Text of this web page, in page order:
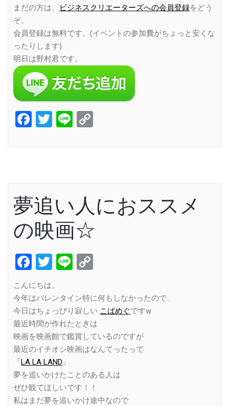
まだの方は、
ビジネスクリエーターズへの会員登録をどう
ぞ。
会員登録は無料です。(イベントの参加費がちょっと安くな
ったりします)
明日は野村君です。
Facebook
Twitter
Line
夢追い人におススメ
の映画☆
Facebook
Twitter
Line
こんにちは。
今年はバレンタイン特に何もしなかったので…
今日はちょっぴり寂しい こばめぐですw
最近時間が作れたときは
映画を映画館で鑑賞しているのですが
最近のイチオシ映画はなんてったって
「LA LA LAND 」
夢を追いかけたことのある人は
ぜひ観てほしいです！！
私はまだ夢を追いかけ途中なので